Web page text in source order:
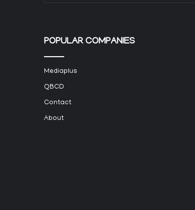
POPULAR COMPANIES
Mediaplus
QBCD
Contact
About